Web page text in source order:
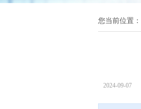
您当前位置：
2024-09-07